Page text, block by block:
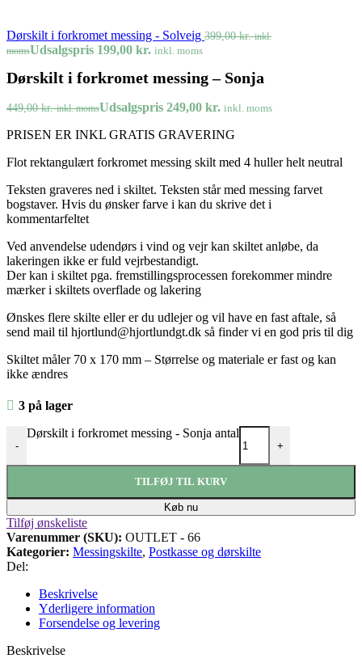
Dørskilt i forkromet messing - Solveig 399,00kr. inkl.
momsUdsalgspris 199,00 kr. inkl. moms
Dørskilt i forkromet messing – Sonja
449,00kr. inkl. momsUdsalgspris 249,00 kr. inkl. moms
PRISEN ER INKL GRATIS GRAVERING
Flot rektangulært forkromet messing skilt med 4 huller helt neutral
Teksten graveres ned i skiltet. Teksten står med messing farvet
bogstaver. Hvis du ønsker farve i kan du skrive det i
kommentarfeltet
Ved anvendelse udendørs i vind og vejr kan skiltet anløbe, da
lakeringen ikke er fuld vejrbestandigt.
Der kan i skiltet pga. fremstillingsprocessen forekommer mindre
mærker i skiltets overflade og lakering
Ønskes flere skilte eller er du udlejer og vil have en fast aftale, så
send mail til hjortlund@hjortlundgt.dk så finder vi en god pris til dig
Skiltet måler 70 x 170 mm – Størrelse og materiale er fast og kan
ikke ændres
3 på lager
-
Dørskilt i forkromet messing - Sonja antal
+
TILFØJ TIL KURV
Køb nu
Tilføj ønskeliste
Varenummer (SKU): OUTLET - 66
Kategorier: Messingskilte, Postkasse og dørskilte
Del:
Beskrivelse
Yderligere information
Forsendelse og levering
Beskrivelse